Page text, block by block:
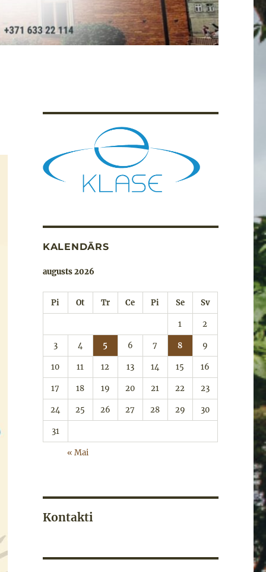
KALENDĀRS
augusts 2026
Pi Ot Tr Ce Pi Se Sv
1 2
3 4 5 6 7 8 9
10 11 12 13 14 15 16
17 18 19 20 21 22 23
24 25 26 27 28 29 30
31
« Mai
Kontakti